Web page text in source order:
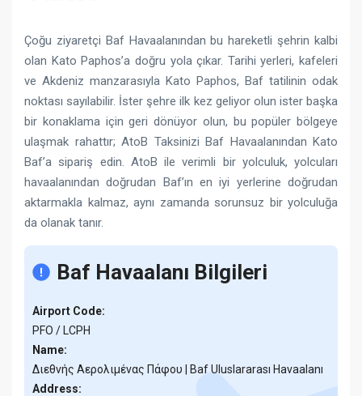
Çoğu ziyaretçi Baf Havaalanından bu hareketli şehrin kalbi
olan Kato Paphos’a doğru yola çıkar. Tarihi yerleri, kafeleri
ve Akdeniz manzarasıyla Kato Paphos, Baf tatilinin odak
noktası sayılabilir. İster şehre ilk kez geliyor olun ister başka
bir konaklama için geri dönüyor olun, bu popüler bölgeye
ulaşmak rahattır; AtoB Taksinizi Baf Havaalanından Kato
Baf’a sipariş edin. AtoB ile verimli bir yolculuk, yolcuları
havaalanından doğrudan Baf’ın en iyi yerlerine doğrudan
aktarmakla kalmaz, aynı zamanda sorunsuz bir yolculuğa
da olanak tanır.
Baf Havaalanı Bilgileri
Airport Code:
PFO / LCPH
Name:
Διεθνής Αερολιμένας Πάφου | Baf Uluslararası Havaalanı
Address: